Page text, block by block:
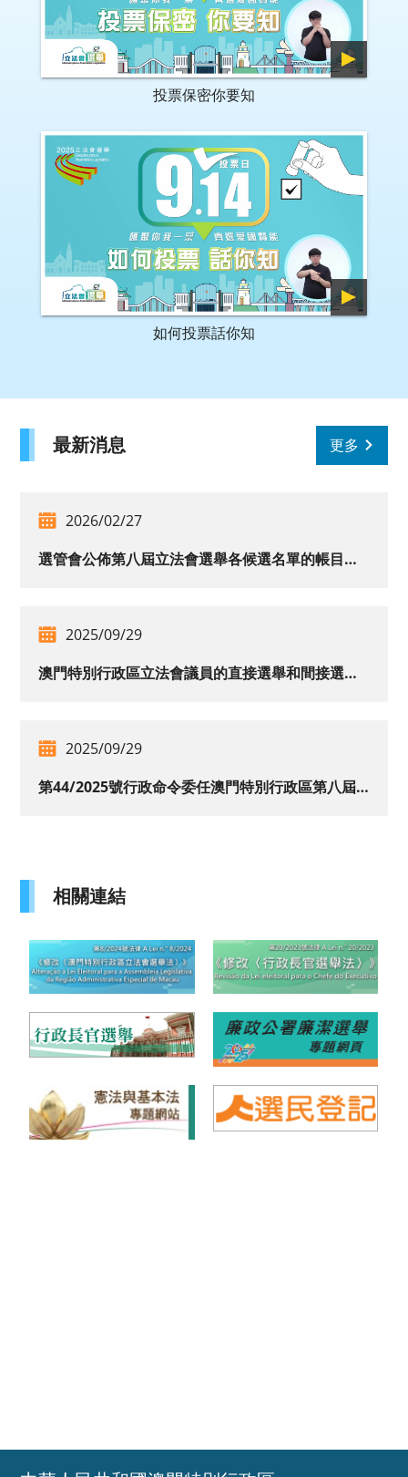
投票保密你要知
如何投票話你知
最新消息 更多
2026/02/27
選管會公佈第八屆立法會選舉各候選名單的帳目審核結果
2025/09/29
澳門特別行政區立法會議員的直接選舉和間接選舉結果
2025/09/29
第44/2025號行政命令委任澳門特別行政區第八屆立法會議員
相關連結